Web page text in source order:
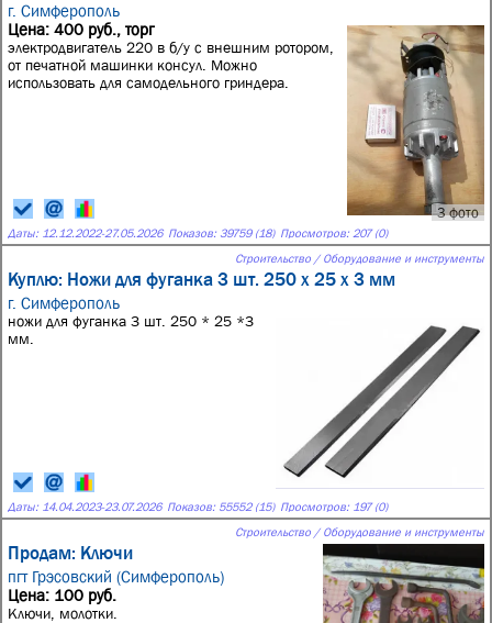
г. Симферополь
3 фото
Цена: 400 руб., торг
электродвигатель 220 в б/у с внешним ротором,
от печатной машинки консул. Можно
использовать для самодельного гриндера.
Даты: 12.12.2022-27.05.2026 Показов: 39759 (18) Просмотров: 207 (0)
Строительство / Оборудование и инструменты
Куплю: Ножи для фуганка 3 шт. 250 х 25 х 3 мм
г. Симферополь
ножи для фуганка 3 шт. 250 * 25 *3
мм.
Даты: 14.04.2023-23.07.2026 Показов: 55552 (15) Просмотров: 197 (0)
Строительство / Оборудование и инструменты
Продам: Ключи
пгт Грэсовский (Симферополь)
Цена: 100 руб.
Ключи, молотки.